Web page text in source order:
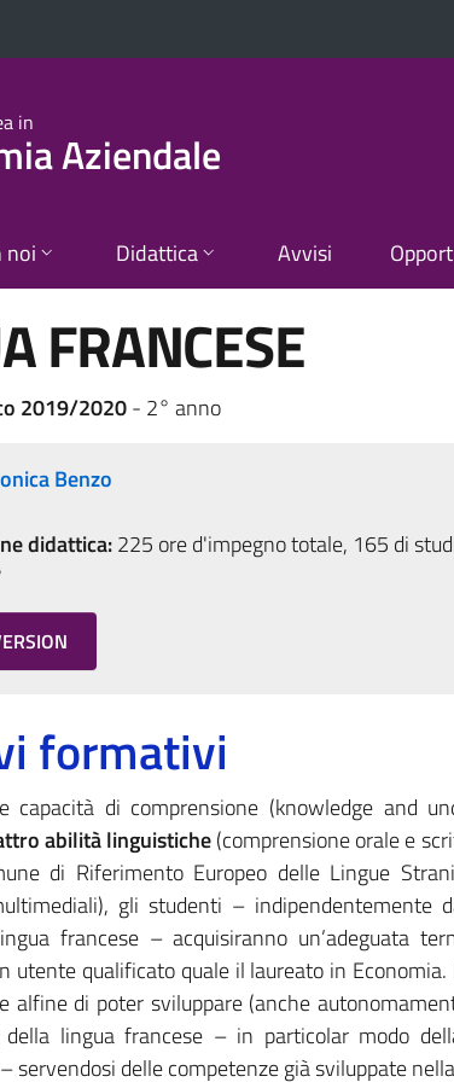
in
Aziendale
noi Didattica Avvisi
FRANCESE
2019/2020- 2° anno
Benzo
didattica:225 ore d'impegno totale, 165 di
formativi
capacità di comprensione (knowledge and
abilitàlinguistiche(comprensione orale e
di Riferimento Europeo delle Lingue
gli studenti – indipendentemente
francese – acquisiranno un’adeguata
utente qualificato quale il laureato in
alfine di poter sviluppare (anche
lingua francese – in particolar modo
servendosi delle competenze già sviluppate